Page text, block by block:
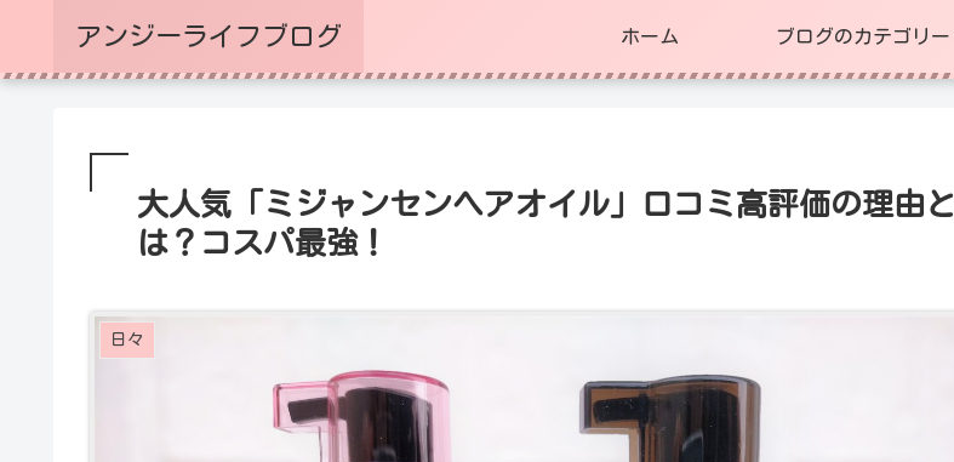
アンジーライフブログ ホーム ブログのカテゴリー
大人気「ミジャンセンヘアオイル」口コミ高評価の理由と
は？コスパ最強！
日々